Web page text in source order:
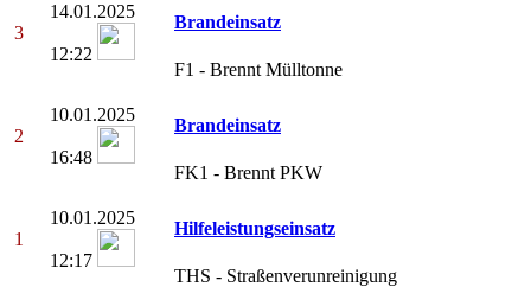
3
14.01.2025
12:22
Brandeinsatz
F1 - Brennt Mülltonne
2
10.01.2025
16:48
Brandeinsatz
FK1 - Brennt PKW
1
10.01.2025
12:17
Hilfeleistungseinsatz
THS - Straßenverunreinigung